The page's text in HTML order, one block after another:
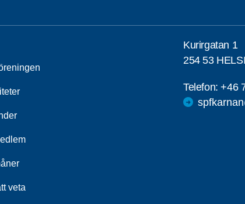
veta
Kurirgatan 1
254 53
Telefon:+46